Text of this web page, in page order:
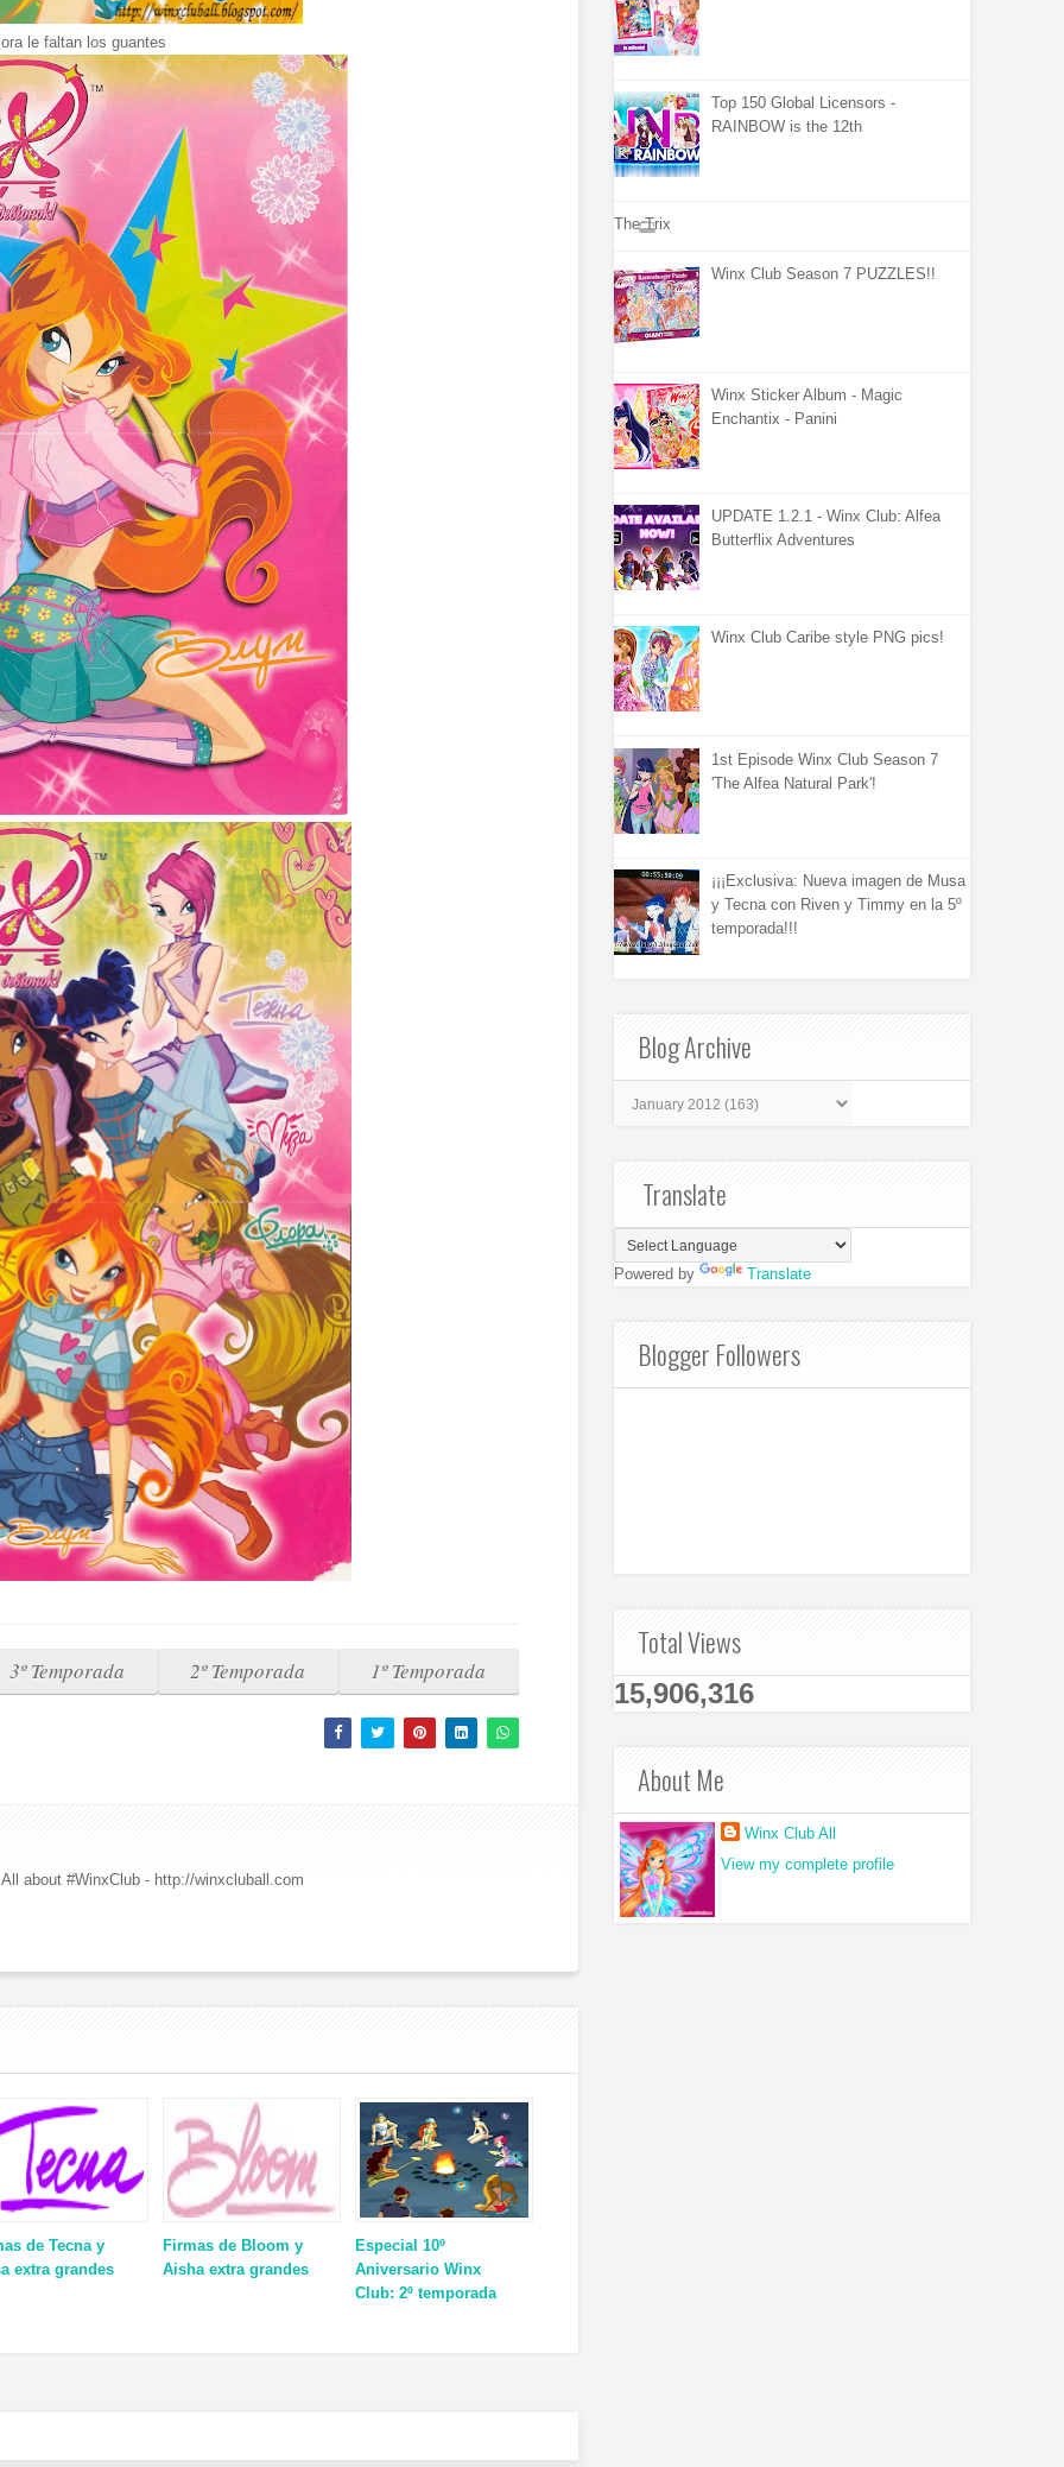
le faltan los guantes
1º Temporada
2º Temporada
3º Temporada
about #WinxClub - http://winxcluball.com
de Tecna y
extra grandes
Firmas de Bloom y
Aisha extra grandes
Especial 10º
Aniversario Winx
Club: 2º temporada
Top 150 Global Licensors -
RAINBOW is the 12th
The Trix
Winx Club Season 7 PUZZLES!!
Winx Sticker Album - Magic
Enchantix - Panini
UPDATE 1.2.1 - Winx Club: Alfea
Butterflix Adventures
Winx Club Caribe style PNG pics!
1st Episode Winx Club Season 7
'The Alfea Natural Park'!
¡¡¡Exclusiva: Nueva imagen de Musa
y Tecna con Riven y Timmy en la 5º
temporada!!!
Blog Archive
Translate
Powered by Translate
Blogger Followers
Total Views
15,906,316
About Me
Winx Club All
View my complete profile